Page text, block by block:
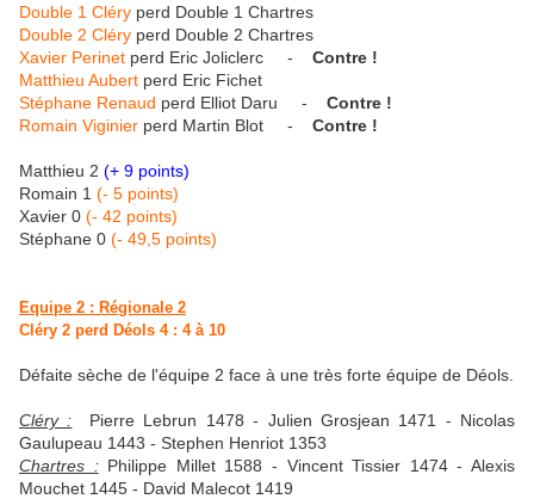
Double 1 Cléry perd Double 1 Chartres
Double 2 Cléry perd Double 2 Chartres
Xavier Perinet perd Eric Joliclerc - Contre !
Matthieu Aubert perd Eric Fichet
Stéphane Renaud perd Elliot Daru - Contre !
Romain Viginier perd Martin Blot - Contre !
Matthieu 2 (+ 9 points)
Romain 1 (- 5 points)
Xavier 0 (- 42 points)
Stéphane 0 (- 49,5 points)
Equipe 2 : Régionale 2
Cléry 2 perd Déols 4 : 4 à 10
Défaite sèche de l'équipe 2 face à une très forte équipe de Déols.
Cléry : Pierre Lebrun 1478 - Julien Grosjean 1471 - Nicolas
Gaulupeau 1443 - Stephen Henriot 1353
Chartres :Philippe Millet 1588 - Vincent Tissier 1474 - Alexis
Mouchet 1445 - David Malecot 1419